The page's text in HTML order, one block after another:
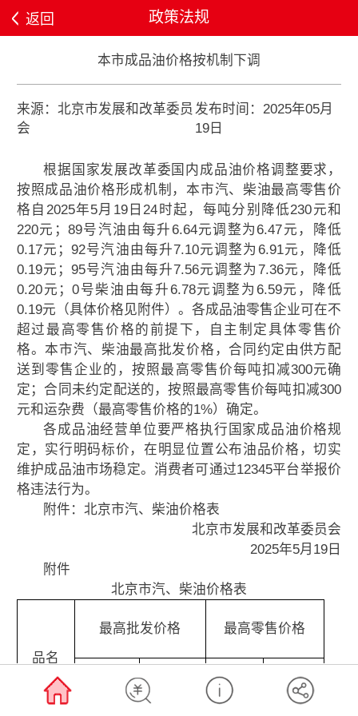
返回 政策法规
本市成品油价格按机制下调
来源：北京市发展和改革委员
会
发布时间：2025年05月
19日
根据国家发展改革委国内成品油价格调整要求，
按照成品油价格形成机制，本市汽、柴油最高零售价
格自2025年5月19日24时起，每吨分别降低230元和
220元；89号汽油由每升6.64元调整为6.47元，降低
0.17元；92号汽油由每升7.10元调整为6.91元，降低
0.19元；95号汽油由每升7.56元调整为7.36元，降低
0.20元；0号柴油由每升6.78元调整为6.59元，降低
0.19元（具体价格见附件）。各成品油零售企业可在不
超过最高零售价格的前提下，自主制定具体零售价
格。本市汽、柴油最高批发价格，合同约定由供方配
送到零售企业的，按照最高零售价每吨扣减300元确
定；合同未约定配送的，按照最高零售价每吨扣减300
元和运杂费（最高零售价格的1%）确定。
各成品油经营单位要严格执行国家成品油价格规
定，实行明码标价，在明显位置公布油品价格，切实
维护成品油市场稳定。消费者可通过12345平台举报价
格违法行为。
附件：北京市汽、柴油价格表
北京市发展和改革委员会
2025年5月19日
附件
北京市汽、柴油价格表
品名
最高批发价格 最高零售价格
非配送制
元/吨 元/升